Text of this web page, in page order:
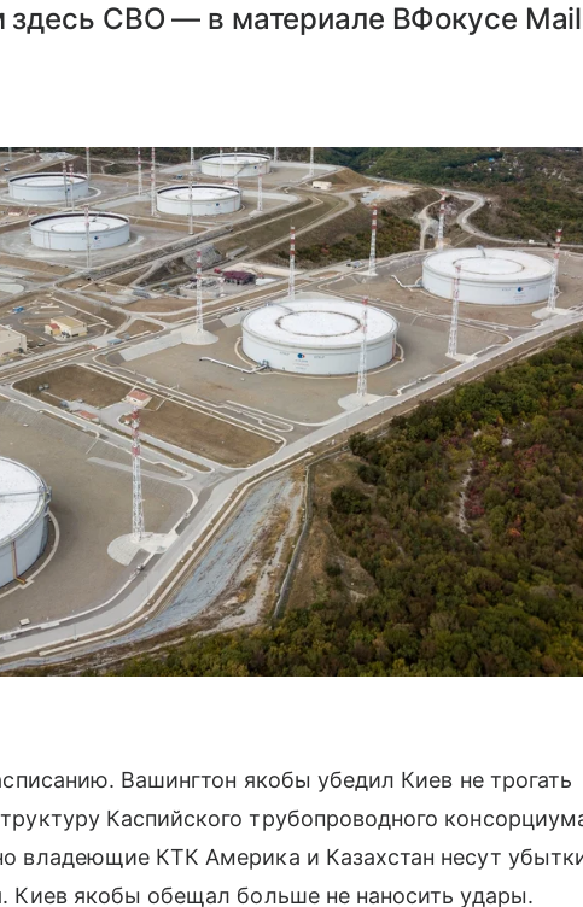
здесь СВО — в материале ВФокусе
Вашингтон якобы убедил Киев не трогать
Каспийского трубопроводного
владеющие КТК Америка и Казахстан несут
Киев якобы обещал больше не наносить удары.